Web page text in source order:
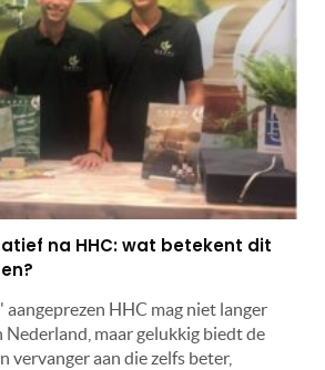
na HHC: wat betekent dit
aangeprezen HHC mag niet langer
maar gelukkig biedt de
vervanger aan die zelfs beter,